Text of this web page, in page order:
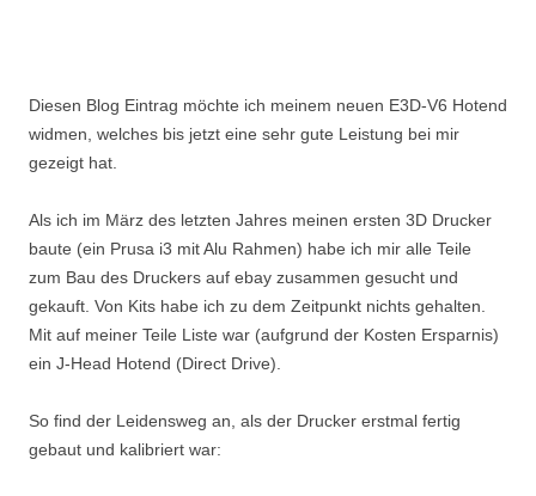
Diesen Blog Eintrag möchte ich meinem neuen E3D-V6 Hotend
widmen, welches bis jetzt eine sehr gute Leistung bei mir
gezeigt hat.
Als ich im März des letzten Jahres meinen ersten 3D Drucker
baute (ein Prusa i3 mit Alu Rahmen) habe ich mir alle Teile
zum Bau des Druckers auf ebay zusammen gesucht und
gekauft. Von Kits habe ich zu dem Zeitpunkt nichts gehalten.
Mit auf meiner Teile Liste war (aufgrund der Kosten Ersparnis)
ein J-Head Hotend (Direct Drive).
So find der Leidensweg an, als der Drucker erstmal fertig
gebaut und kalibriert war: